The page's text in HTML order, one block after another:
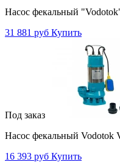
Насос фекальный
31 881 руб Купить
Под заказ
Насос фекальный Vodotok
16 393 руб Купить